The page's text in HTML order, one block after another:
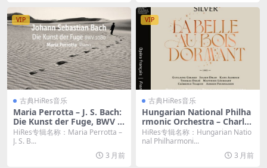
VIP
古典HiRes音乐
Maria Perrotta – J. S. Bach:
Die Kunst der Fuge, BWV 1
080 (2026) [Hi-Res 24bit/96
KHz FLAC]
HiRes专辑名称：Maria Perrotta –
J. S. B...
3 月前
VIP
古典HiRes音乐
Hungarian National Philha
rmonic Orchestra – Charles
Silver: La Belle au bois dor
mant (2026) [Hi-Res 24bit/
HiRes专辑名称：Hungarian Natio
nal Philharmoni...
3 月前